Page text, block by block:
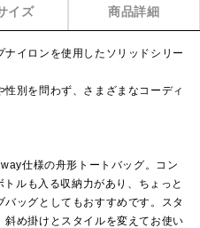
イズ 商品詳細
イロンを使用したソリッドシリー
別を問わず、さまざまなコーディ
仕様の舟形トートバッグ。コン
ルも入る収納力があり、ちょっと
ッグとしてもおすすめです。スタ
め掛けとスタイルを変えてお使い